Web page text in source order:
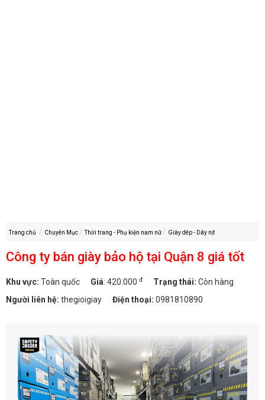
Trang chủ Chuyên Mục Thời trang - Phụ kiện nam nữ Giày dép - Dây nịt
Công ty bán giày bảo hộ tại Quận 8 giá tốt
Khu vực: Toàn quốc Giá: 420.000 đ Trạng thái: Còn hàng
Người liên hệ: thegioigiay Điện thoại: 0981810890